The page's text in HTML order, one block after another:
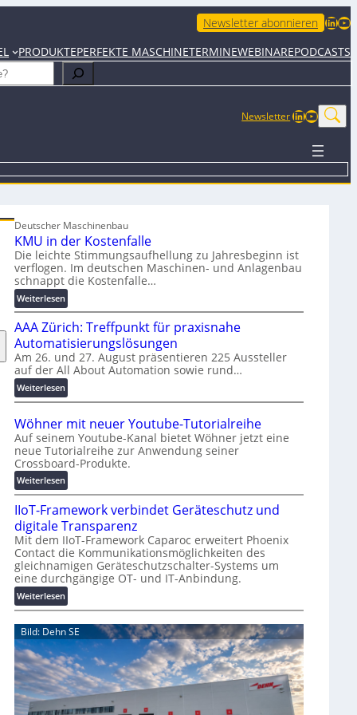
Newsletter abonnieren LinkedIn YouTube
PRODUKTEPERFEKTE MASCHINETERMINEWEBINAREPODCASTS
NewsletterLinkedIn
Deutscher Maschinenbau
KMU in der Kostenfalle
Die leichte Stimmungsaufhellung zu Jahresbeginn ist
verflogen. Im deutschen Maschinen- und Anlagenbau
schnappt die Kostenfalle…
Weiterlesen:
K
M
U
i
n
d
e
K
o
s
t
e
n
f
a
l
e
AAA Zürich: Treffpunkt für praxisnahe
Automatisierungslösungen
Am 26. und 27. August präsentieren 225 Aussteller
auf der All About Automation sowie rund…
Weiterlesen:
A
A
Z
ü
r
i
h
:
T
r
e
f
f
u
n
k
t
f
Wöhner mit neuer Youtube-Tutorialreihe
Auf seinem Youtube-Kanal bietet Wöhner jetzt eine
neue Tutorialreihe zur Anwendung seiner
Crossboard-Produkte.
Weiterlesen:
W
ö
h
n
e
r
m
i
t
n
e
u
e
r
Y
o
IIoT-Framework verbindet Geräteschutz und
digitale Transparenz
Mit dem IIoT-Framework Caparoc erweitert Phoenix
Contact die Kommunikationsmöglichkeiten des
gleichnamigen Geräteschutzschalter-Systems um
eine durchgängige OT- und IT-Anbindung.
Weiterlesen:
I
I
o
T
-
F
r
a
Bild: Dehn SE